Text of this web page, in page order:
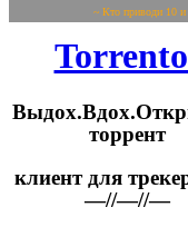
~ Кто приводи 10